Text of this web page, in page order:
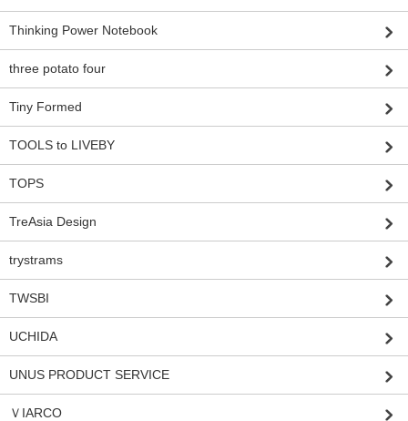
Thinking Power Notebook
three potato four
Tiny Formed
TOOLS to LIVEBY
TOPS
TreAsia Design
trystrams
TWSBI
UCHIDA
UNUS PRODUCT SERVICE
ＶIARCO